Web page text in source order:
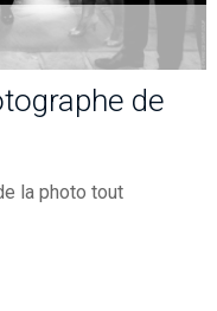
de
la photo tout